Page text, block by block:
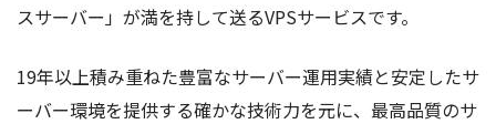
スサーバー」が満を持して送るVPSサービスです。
19年以上積み重ねた豊富なサーバー運用実績と安定したサ
ーバー環境を提供する確かな技術力を元に、最高品質のサ